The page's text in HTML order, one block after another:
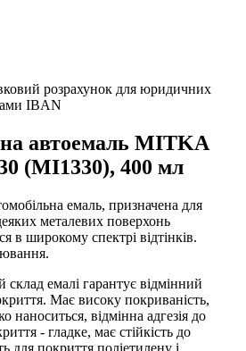
розрахунок для юридичних
IBAN
автоемаль MITKA
(MI1330), 400 мл
емаль, призначена для
металевих поверхонь
в широкому спектрі відтінків.
емалі гарантує відмінний
Має високу покриваність,
наноситься, відмінна адгезія до
- гладке, має стійкість до
для покриття поліетилену і